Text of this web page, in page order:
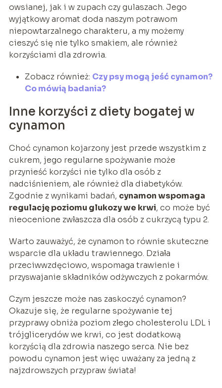
owsianej, jak i w zupach czy gulaszach. Jego
wyjątkowy aromat doda naszym potrawom
niepowtarzalnego charakteru, a my możemy
cieszyć się nie tylko smakiem, ale również
korzyściami dla zdrowia.
Zobacz również: Czy psy mogą jeść cynamon?
Co mówią badania?
Inne korzyści z diety bogatej w
cynamon
Choć cynamon kojarzony jest przede wszystkim z
cukrem, jego regularne spożywanie może
przynieść korzyści nie tylko dla osób z
nadciśnieniem, ale również dla diabetyków.
Zgodnie z wynikami badań, cynamon wspomaga
regulację poziomu glukozy we krwi, co może być
nieocenione zwłaszcza dla osób z cukrzycą typu 2.
Warto zauważyć, że cynamon to równie skuteczne
wsparcie dla układu trawiennego. Działa
przeciwwzdęciowo, wspomaga trawienie i
przyswajanie składników odżywczych z pokarmów.
Czym jeszcze może nas zaskoczyć cynamon?
Okazuje się, że regularne spożywanie tej
przyprawy obniża poziom złego cholesterolu LDL i
trójglicerydów we krwi, co jest dodatkową
korzyścią dla zdrowia naszego serca. Nie bez
powodu cynamon jest więc uważany za jedną z
najzdrowszych przypraw świata!